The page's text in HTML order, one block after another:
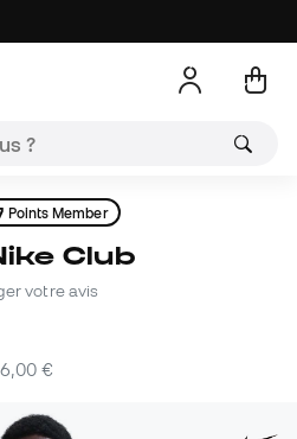
Points Member
Club
votre avis
€